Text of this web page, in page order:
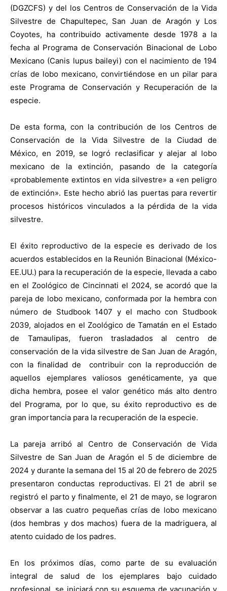
(DGZCFS) y del los Centros de Conservación de la Vida
Silvestre de Chapultepec, San Juan de Aragón y Los
Coyotes, ha contribuido activamente desde 1978 a la
fecha al Programa de Conservación Binacional de Lobo
Mexicano (Canis lupus baileyi) con el nacimiento de 194
crías de lobo mexicano, convirtiéndose en un pilar para
este Programa de Conservación y Recuperación de la
especie.
De esta forma, con la contribución de los Centros de
Conservación de la Vida Silvestre de la Ciudad de
México, en 2019, se logró reclasificar y alejar al lobo
mexicano de la extinción, pasando de la categoría
«probablemente extintos en vida silvestre» a «en peligro
de extinción». Este hecho abrió las puertas para revertir
procesos históricos vinculados a la pérdida de la vida
silvestre.
El éxito reproductivo de la especie es derivado de los
acuerdos establecidos en la Reunión Binacional (México-
EE.UU.) para la recuperación de la especie, llevada a cabo
en el Zoológico de Cincinnati el 2024, se acordó que la
pareja de lobo mexicano, conformada por la hembra con
número de Studbook 1407 y el macho con Studbook
2039, alojados en el Zoológico de Tamatán en el Estado
de Tamaulipas, fueron trasladados al centro de
conservación de la vida silvestre de San Juan de Aragón,
con la finalidad de contribuir con la reproducción de
aquellos ejemplares valiosos genéticamente, ya que
dicha hembra, posee el valor genético más alto dentro
del Programa, por lo que, su éxito reproductivo es de
gran importancia para la recuperación de la especie.
La pareja arribó al Centro de Conservación de Vida
Silvestre de San Juan de Aragón el 5 de diciembre de
2024 y durante la semana del 15 al 20 de febrero de 2025
presentaron conductas reproductivas. El 21 de abril se
registró el parto y finalmente, el 21 de mayo, se lograron
observar a las cuatro pequeñas crías de lobo mexicano
(dos hembras y dos machos) fuera de la madriguera, al
atento cuidado de los padres.
En los próximos días, como parte de su evaluación
integral de salud de los ejemplares bajo cuidado
profesional, se iniciará con su esquema de vacunación y